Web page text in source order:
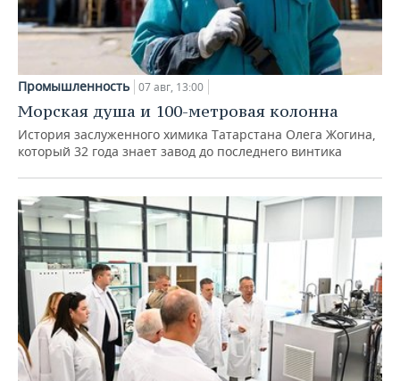
Промышленность 07 авг, 13:00
Морская душа и 100-метровая колонна
История заслуженного химика Татарстана Олега Жогина,
который 32 года знает завод до последнего винтика